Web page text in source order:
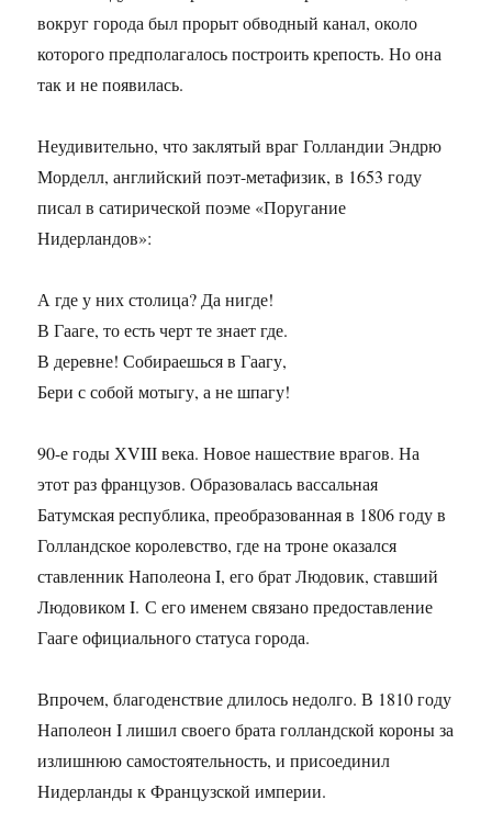
вокруг города был прорыт обводный канал, около
которого предполагалось построить крепость. Но она
так и не появилась.
Неудивительно, что заклятый враг Голландии Эндрю
Морделл, английский поэт-метафизик, в 1653 году
писал в сатирической поэме «Поругание
Нидерландов»:
А где у них столица? Да нигде!
В Гааге, то есть черт те знает где.
В деревне! Собираешься в Гаагу,
Бери с собой мотыгу, а не шпагу!
90-е годы ХVIII века. Новое нашествие врагов. На
этот раз французов. Образовалась вассальная
Батумская республика, преобразованная в 1806 году в
Голландское королевство, где на троне оказался
ставленник Наполеона I, его брат Людовик, ставший
Людовиком I. С его именем связано предоставление
Гааге официального статуса города.
Впрочем, благоденствие длилось недолго. В 1810 году
Наполеон I лишил своего брата голландской короны за
излишнюю самостоятельность, и присоединил
Нидерланды к Французской империи.